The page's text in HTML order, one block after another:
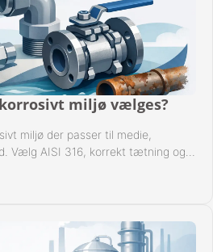
miljø vælges?
miljø der passer til medie,
Vælg AISI 316, korrekt tætning og